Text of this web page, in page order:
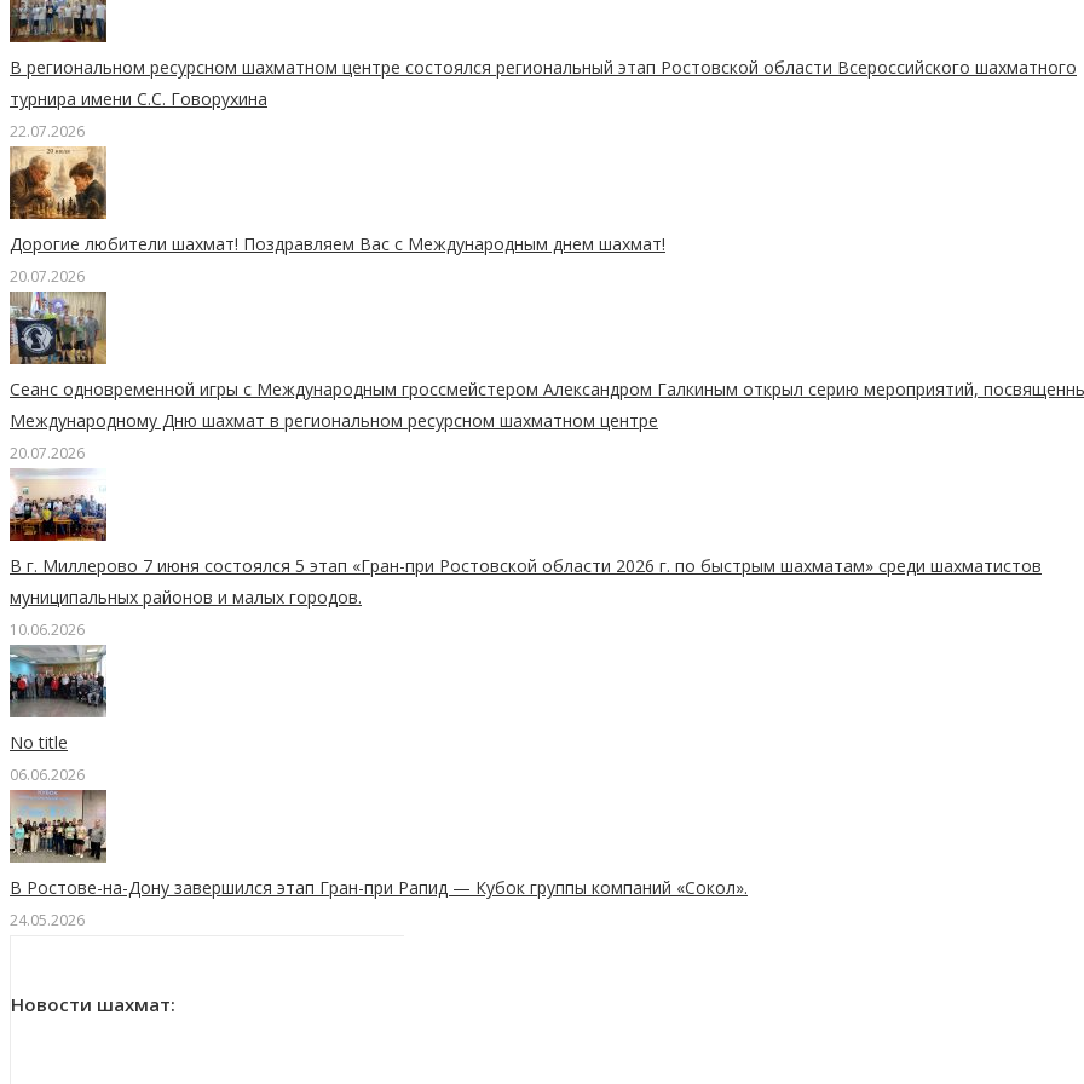
В региональном ресурсном шахматном центре состоялся региональный этап Ростовской области Всероссийского шахматного
турнира имени С.С. Говорухина
22.07.2026
Дорогие любители шахмат! Поздравляем Вас с Международным днем шахмат!
20.07.2026
Сеанс одновременной игры с Международным гроссмейстером Александром Галкиным открыл серию мероприятий,
Международному Дню шахмат в региональном ресурсном шахматном центре
20.07.2026
В г. Миллерово 7 июня состоялся 5 этап «Гран-при Ростовской области 2026 г. по быстрым шахматам» среди шахматистов
муниципальных районов и малых городов.
10.06.2026
No title
06.06.2026
В Ростове-на-Дону завершился этап Гран-при Рапид — Кубок группы компаний «Сокол».
24.05.2026
Новости шахмат: